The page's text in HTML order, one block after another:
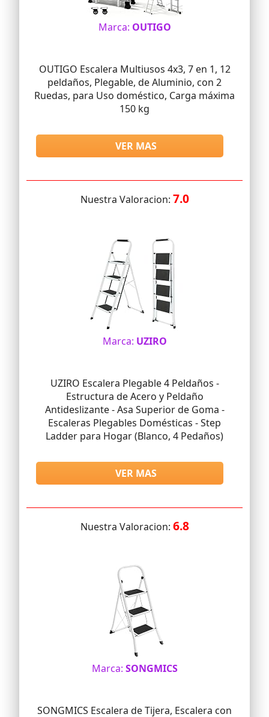
Marca: OUTIGO
OUTIGO Escalera Multiusos 4x3, 7 en 1, 12
peldaños, Plegable, de Aluminio, con 2
Ruedas, para Uso doméstico, Carga máxima
150 kg
VER MAS
Nuestra Valoracion: 7.0
Marca: UZIRO
UZIRO Escalera Plegable 4 Peldaños -
Estructura de Acero y Peldaño
Antideslizante - Asa Superior de Goma -
Escaleras Plegables Domésticas - Step
Ladder para Hogar (Blanco, 4 Pedaños)
VER MAS
Nuestra Valoracion: 6.8
Marca: SONGMICS
SONGMICS Escalera de Tijera, Escalera con